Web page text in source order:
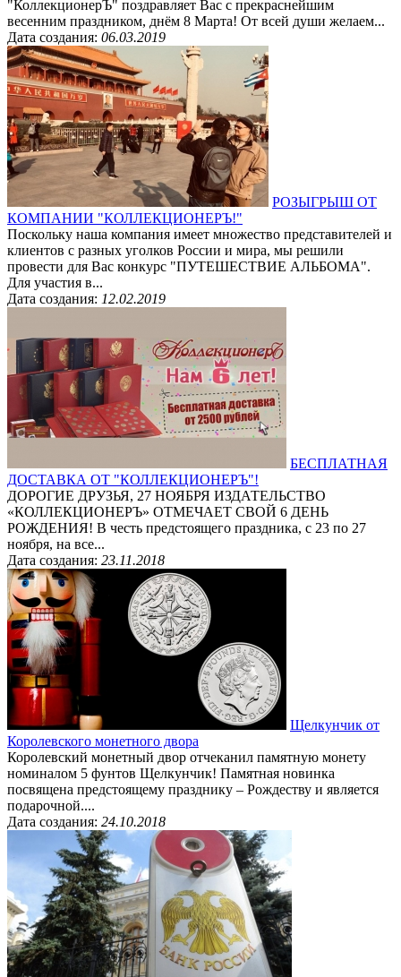
"КоллекционерЪ" поздравляет Вас с прекраснейшим
весенним праздником, днём 8 Марта! От всей души желаем...
Дата создания: 06.03.2019
РОЗЫГРЫШ ОТ
КОМПАНИИ "КОЛЛЕКЦИОНЕРЪ!"
Поскольку наша компания имеет множество представителей и
клиентов с разных уголков России и мира, мы решили
провести для Вас конкурс "ПУТЕШЕСТВИЕ АЛЬБОМА".
Для участия в...
Дата создания: 12.02.2019
БЕСПЛАТНАЯ
ДОСТАВКА ОТ "КОЛЛЕКЦИОНЕРЪ"!
ДОРОГИЕ ДРУЗЬЯ, 27 НОЯБРЯ ИЗДАТЕЛЬСТВО
«КОЛЛЕКЦИОНЕРЪ» ОТМЕЧАЕТ СВОЙ 6 ДЕНЬ
РОЖДЕНИЯ! В честь предстоящего праздника, с 23 по 27
ноября, на все...
Дата создания: 23.11.2018
Щелкунчик от
Королевского монетного двора
Королевский монетный двор отчеканил памятную монету
номиналом 5 фунтов Щелкунчик! Памятная новинка
посвящена предстоящему празднику – Рождеству и является
подарочной....
Дата создания: 24.10.2018